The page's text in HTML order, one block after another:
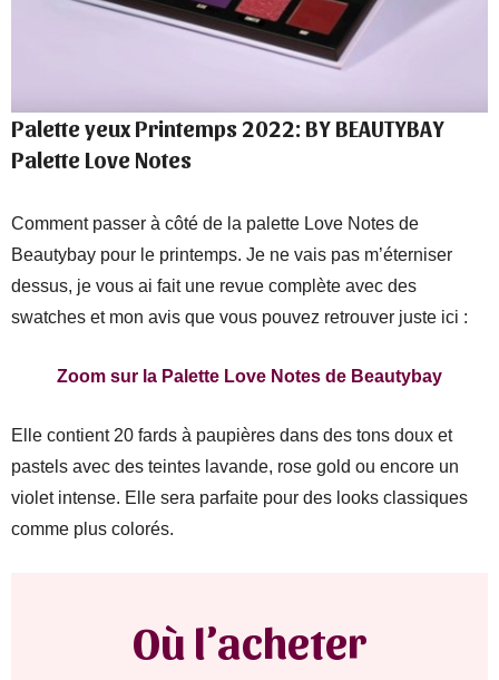
Palette yeux Printemps 2022: BY BEAUTYBAY
Palette Love Notes
Comment passer à côté de la palette Love Notes de
Beautybay pour le printemps. Je ne vais pas m’éterniser
dessus, je vous ai fait une revue complète avec des
swatches et mon avis que vous pouvez retrouver juste ici :
Zoom sur la Palette Love Notes de Beautybay
Elle contient 20 fards à paupières dans des tons doux et
pastels avec des teintes lavande, rose gold ou encore un
violet intense. Elle sera parfaite pour des looks classiques
comme plus colorés.
Où l’acheter